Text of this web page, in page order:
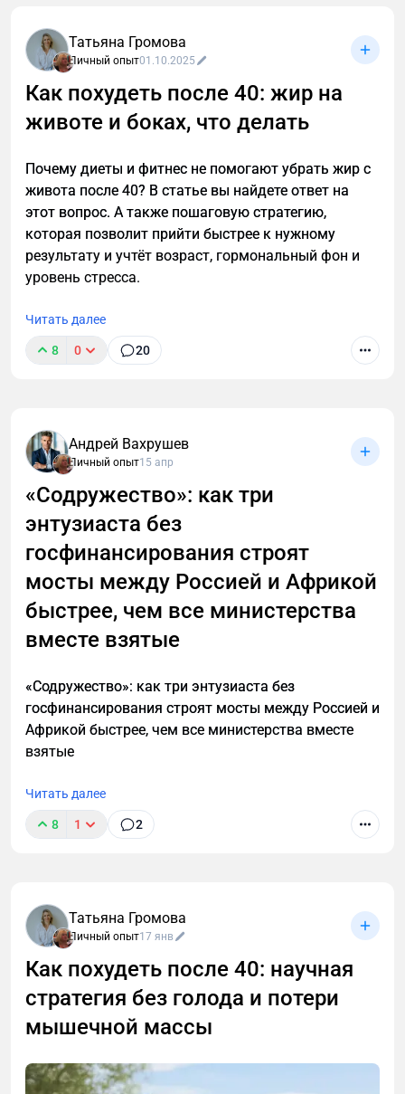
Татьяна Громова
Личный опыт01.10.2025
Как похудеть после 40: жир на
животе и боках, что делать
Почему диеты и фитнес не помогают убрать жир с
живота после 40? В статье вы найдете ответ на
этот вопрос. А также пошаговую стратегию,
которая позволит прийти быстрее к нужному
результату и учтёт возраст, гормональный фон и
уровень стресса.
Читать далее
8 0 20
Андрей Вахрушев
Личный опыт15 апр
«Содружество»: как три
энтузиаста без
госфинансирования строят
мосты между Россией и Африкой
быстрее, чем все министерства
вместе взятые
«Содружество»: как три энтузиаста без
госфинансирования строят мосты между Россией и
Африкой быстрее, чем все министерства вместе
взятые
Читать далее
8 1 2
Татьяна Громова
Личный опыт17 янв
Как похудеть после 40: научная
стратегия без голода и потери
мышечной массы